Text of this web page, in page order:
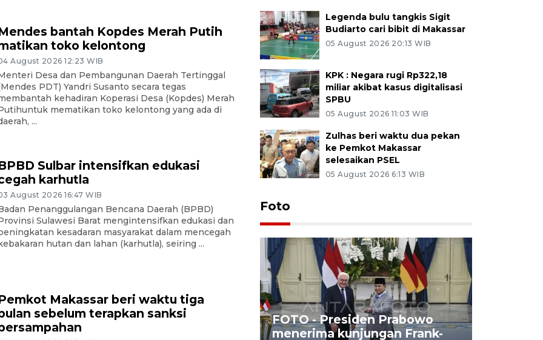
bantah Kopdes Merah Putih
toko kelontong
August 2026 12:23 WIB
Desa dan Pembangunan Daerah Tertinggal
PDT) Yandri Susanto secara tegas
kehadiran Koperasi Desa (Kopdes) Merah
mematikan toko kelontong yang ada di
...
Sulbar intensifkan edukasi
karhutla
August 2026 16:47 WIB
Penanggulangan Bencana Daerah (BPBD)
Sulawesi Barat mengintensifkan edukasi dan
kesadaran masyarakat dalam mencegah
hutan dan lahan (karhutla), seiring ...
Makassar beri waktu tiga
sebelum terapkan sanksi
Legenda bulu tangkis Sigit
Budiarto cari bibit di Makassar
05 August 2026 20:13 WIB
KPK : Negara rugi Rp322,18
miliar akibat kasus digitalisasi
SPBU
05 August 2026 11:03 WIB
Zulhas beri waktu dua pekan
ke Pemkot Makassar
selesaikan PSEL
05 August 2026 6:13 WIB
Foto
FOTO - Kirab memperingati
HUT ke-80 Raja Keraton
FOTO - Presiden Prabowo
menerima kunjungan Frank-